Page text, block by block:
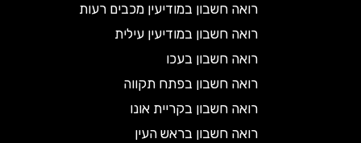
רואה חשבון במודיעין מכבים רעות
רואה חשבון במודיעין עילית
רואה חשבון בעכו
רואה חשבון בפתח תקווה
רואה חשבון בקריית אונו
רואה חשבון בראש העין